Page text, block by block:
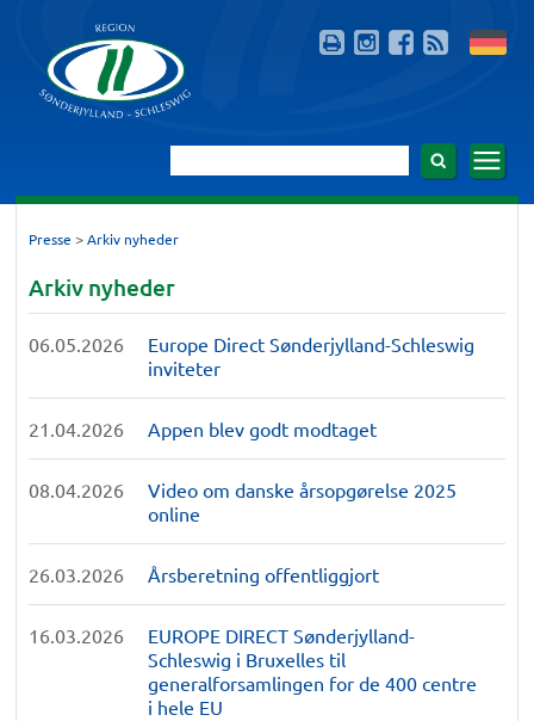
Presse > Arkiv nyheder
Arkiv nyheder
06.05.2026
Europe Direct Sønderjylland-Schleswig
inviteter
21.04.2026 Appen blev godt modtaget
08.04.2026
Video om danske årsopgørelse 2025
online
26.03.2026 Årsberetning offentliggjort
16.03.2026
EUROPE DIRECT Sønderjylland-
Schleswig i Bruxelles til
generalforsamlingen for de 400 centre
i hele EU